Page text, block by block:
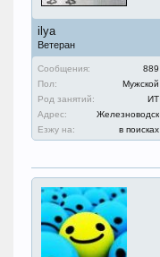
ilya
Ветеран
Сообщения:
889
Пол:
Мужской
Род занятий:
ИТ
Адрес:
Железноводск
Езжу на:
в поисках